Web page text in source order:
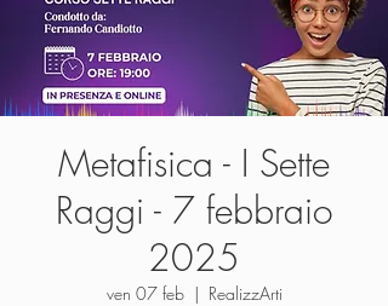
Metafisica - I Sette
Raggi - 7 febbraio
2025
ven 07 feb
  |
RealizzArti